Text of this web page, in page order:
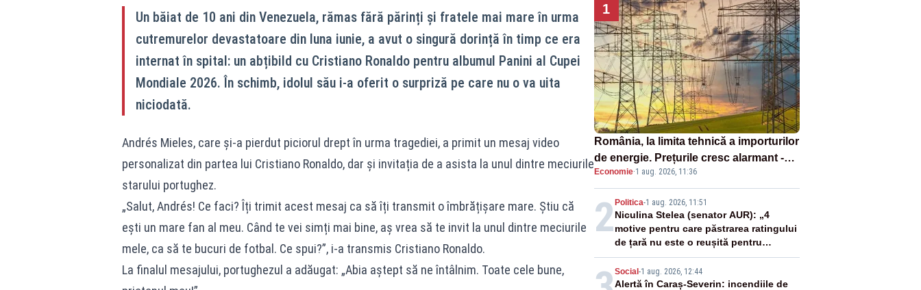
Un băiat de 10 ani din Venezuela, rămas fără părinți și fratele mai mare în urma
cutremurelor devastatoare din luna iunie, a avut o singură dorință în timp ce era
internat în spital: un abțibild cu Cristiano Ronaldo pentru albumul Panini al Cupei
Mondiale 2026. În schimb, idolul său i-a oferit o surpriză pe care nu o va uita
niciodată.
Andrés Mieles, care și-a pierdut piciorul drept în urma tragediei, a primit un mesaj video
personalizat din partea lui Cristiano Ronaldo, dar și invitația de a asista la unul dintre meciurile
starului portughez.
„Salut, Andrés! Ce faci? Îți trimit acest mesaj ca să îți transmit o îmbrățișare mare. Știu că
ești un mare fan al meu. Când te vei simți mai bine, aș vrea să te invit la unul dintre meciurile
mele, ca să te bucuri de fotbal. Ce spui?”, i-a transmis Cristiano Ronaldo.
La finalul mesajului, portughezul a adăugat: „Abia aștept să ne întâlnim. Toate cele bune,
1
România, la limita tehnică a importurilor
de energie. Prețurile cresc alarmant -
Analiză Realitatea Plus
Economie·1 aug. 2026, 11:36
2 Politica-1 aug. 2026, 11:51
Niculina Stelea (senator AUR): „4
motive pentru care păstrarea ratingului
de țară nu este o reușită pentru
Guvernul Bolojan”
Social -1 aug. 2026, 12:44
Alertă în Caraș-Severin: incendiile de